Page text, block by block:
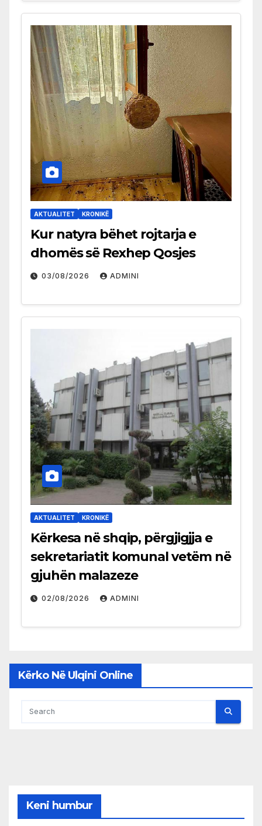
AKTUALITET KRONIKË
Kur natyra bëhet rojtarja e
dhomës së Rexhep Qosjes
03/08/2026 ADMINI
AKTUALITET KRONIKË
Kërkesa në shqip, përgjigjja e
sekretariatit komunal vetëm në
gjuhën malazeze
02/08/2026 ADMINI
Kërko Në Ulqini Online
Keni humbur